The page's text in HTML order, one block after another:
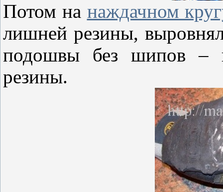
Потом на наждачном
лишней резины,
подошвы без шипов –
резины.